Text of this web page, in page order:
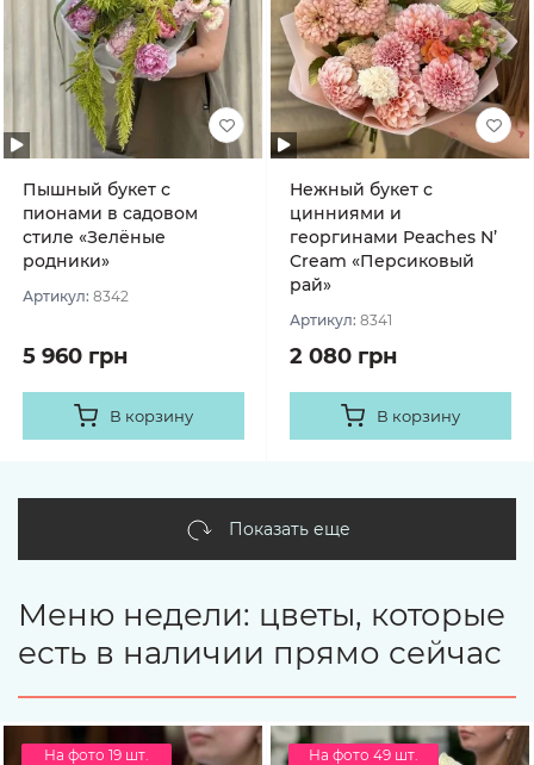
Пышный букет с
пионами в садовом
стиле «Зелёные
родники»
Артикул: 8342
5 960 грн
В корзину
Нежный букет с
цинниями и
георгинами Peaches N’
Cream «Персиковый
рай»
Артикул: 8341
2 080 грн
В корзину
Показать еще
Меню недели: цветы, которые
есть в наличии прямо сейчас
На фото 19 шт.
На фото 49 шт.